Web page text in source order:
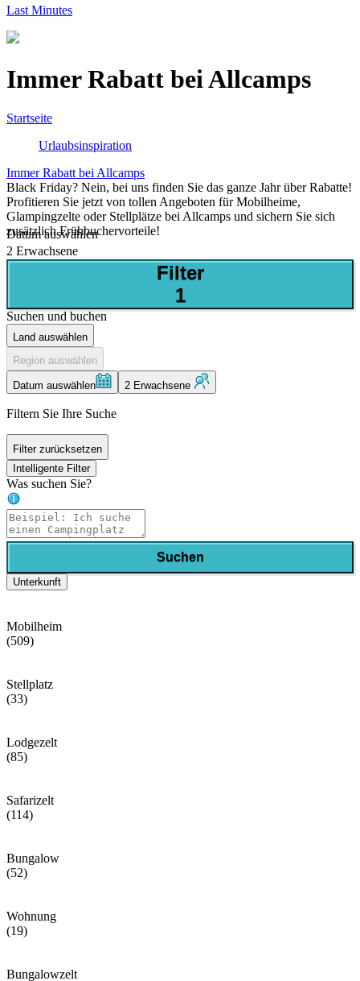
Last Minutes
Immer Rabatt bei Allcamps
Startseite
Urlaubsinspiration
Immer Rabatt bei Allcamps
Black Friday? Nein, bei uns finden Sie das ganze Jahr über Rabatte!
Profitieren Sie jetzt von tollen Angeboten für Mobilheime,
Glampingzelte oder Stellplätze bei Allcamps und sichern Sie sich
zusätzlich Frühbuchervorteile!
Datum auswählen
2 Erwachsene
Filter
1
Suchen und buchen
Land auswählen
Region auswählen
Datum auswählen 2 Erwachsene
Filtern Sie Ihre Suche
Filter zurücksetzen
Intelligente Filter
Was suchen Sie?
Suchen
Unterkunft
Mobilheim
(509)
Stellplatz
(33)
Lodgezelt
(85)
Safarizelt
(114)
Bungalow
(52)
Wohnung
(19)
Bungalowzelt